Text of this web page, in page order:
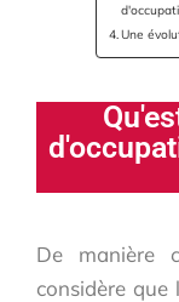
Une
De manière
considère que